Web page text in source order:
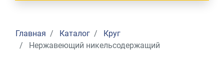
Главная Каталог
Круг
Нержавеющий никельсодержащий